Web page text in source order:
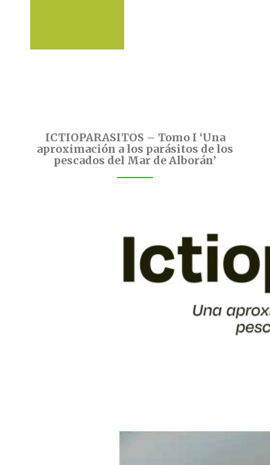
ICTIOPARASITOS – Tomo I ‘Una
aproximación a los parásitos de los
pescados del Mar de Alborán’